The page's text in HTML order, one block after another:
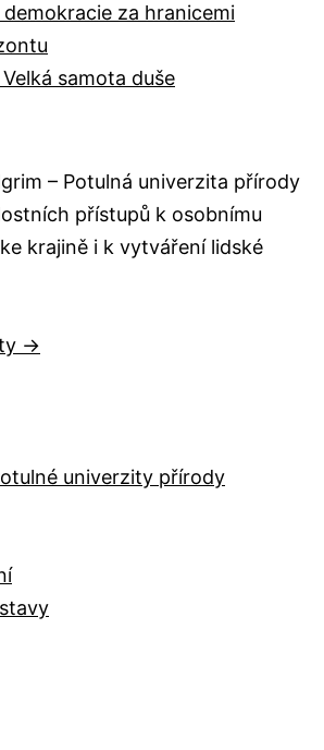
za hranicemi
samota duše
– Potulná univerzita přírody
přístupů k osobnímu
krajině i k vytváření lidské
→
univerzity přírody